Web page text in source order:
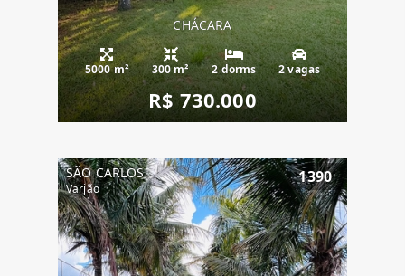
CHÁCARA
5000 m² 300 m² 2 dorms 2 vagas
R$ 730.000
SÃO CARLOS
Varjão
1390